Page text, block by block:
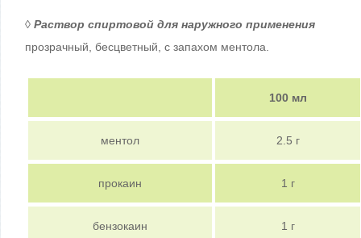
◊ Раствор спиртовой для наружного применения
прозрачный, бесцветный, с запахом ментола.
100 мл
ментол 2.5 г
прокаин 1 г
бензокаин 1 г